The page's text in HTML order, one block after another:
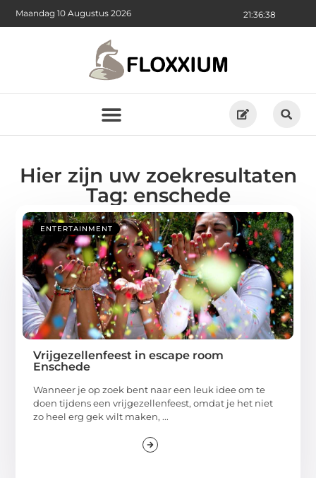
21:36:38
Maandag 10 Augustus 2026
Hier zijn uw zoekresultaten
Tag: enschede
ENTERTAINMENT
Vrijgezellenfeest in escape room
Enschede
Wanneer je op zoek bent naar een leuk idee om te
doen tijdens een vrijgezellenfeest, omdat je het niet
zo heel erg gek wilt maken, ...